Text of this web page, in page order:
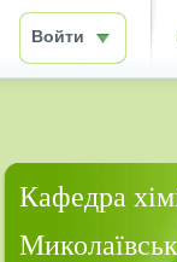
Войти
Кафедра